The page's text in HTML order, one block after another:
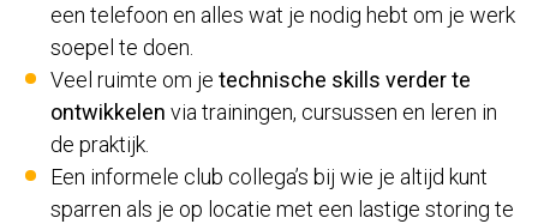
een telefoon en alles wat je nodig hebt om je werk
soepel te doen.
Veel ruimte om je technische skills verder te
ontwikkelen via trainingen, cursussen en leren in
de praktijk.
Een informele club collega’s bij wie je altijd kunt
sparren als je op locatie met een lastige storing te